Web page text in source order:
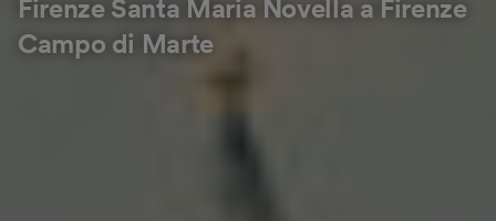
Firenze Santa Maria Novella a Firenze
Campo di Marte